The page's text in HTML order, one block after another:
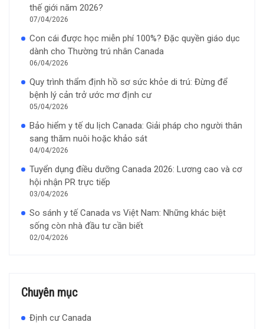
thế giới năm 2026?
07/04/2026
Con cái được học miễn phí 100%? Đặc quyền giáo dục
dành cho Thường trú nhân Canada
06/04/2026
Quy trình thẩm định hồ sơ sức khỏe di trú: Đừng để
bệnh lý cản trở ước mơ định cư
05/04/2026
Bảo hiểm y tế du lịch Canada: Giải pháp cho người thân
sang thăm nuôi hoặc khảo sát
04/04/2026
Tuyển dụng điều dưỡng Canada 2026: Lương cao và cơ
hội nhận PR trực tiếp
03/04/2026
So sánh y tế Canada vs Việt Nam: Những khác biệt
sống còn nhà đầu tư cần biết
02/04/2026
Chuyên mục
Định cư Canada